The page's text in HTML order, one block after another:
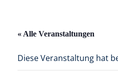
« Alle Veranstaltungen
Diese Veranstaltung hat